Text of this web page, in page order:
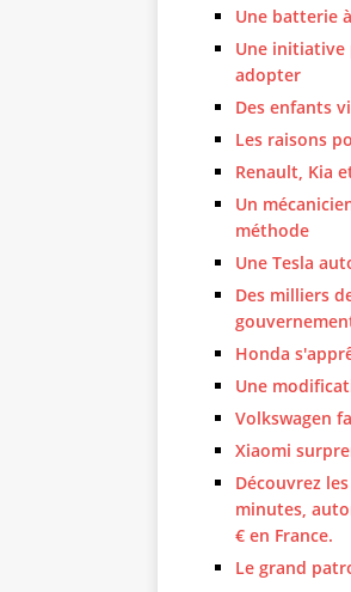
Une batterie
Une initiative
adopter
Des enfants
Les raisons
Renault, Kia
Un
méthode
Une Tesla
Des milliers
Honda
Une
Volkswagen
Xiaomi
Découvrez
minutes,
€ en France.
Le grand